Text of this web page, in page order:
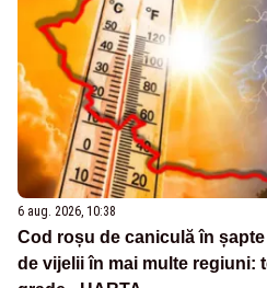
6 aug. 2026, 10:38
Cod roșu de caniculă în
de vijelii în mai multe regiuni: